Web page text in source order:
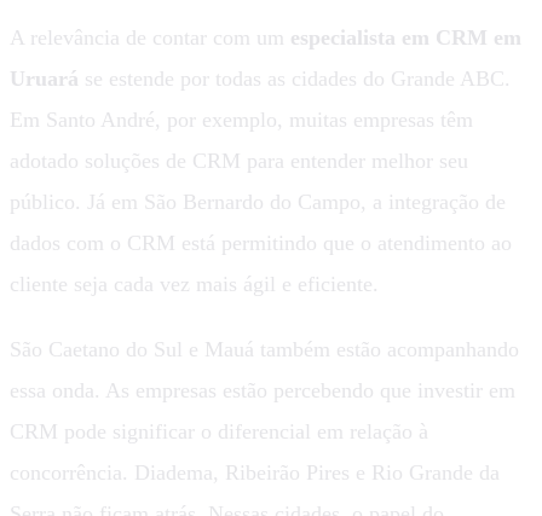
A relevância de contar com um especialista em CRM em
Uruará se estende por todas as cidades do Grande ABC.
Em Santo André, por exemplo, muitas empresas têm
adotado soluções de CRM para entender melhor seu
público. Já em São Bernardo do Campo, a integração de
dados com o CRM está permitindo que o atendimento ao
cliente seja cada vez mais ágil e eficiente.
São Caetano do Sul e Mauá também estão acompanhando
essa onda. As empresas estão percebendo que investir em
CRM pode significar o diferencial em relação à
concorrência. Diadema, Ribeirão Pires e Rio Grande da